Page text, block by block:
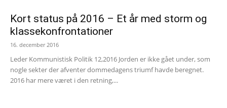
Kort status på 2016 – Et år med storm og
klassekonfrontationer
16. december 2016
Leder Kommunistisk Politik 12,2016 Jorden er ikke gået under, som
nogle sekter der afventer dommedagens triumf havde beregnet.
2016 har mere været i den retning,...